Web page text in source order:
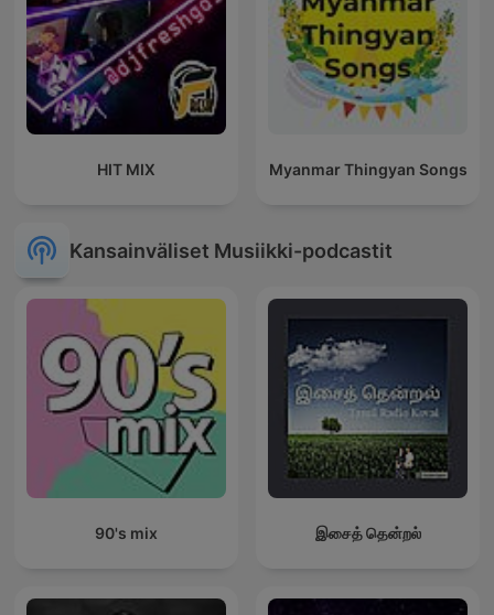
HIT MIX Myanmar Thingyan Songs
Kansainväliset Musiikki-podcastit
90's mix இசைத் தென்றல்